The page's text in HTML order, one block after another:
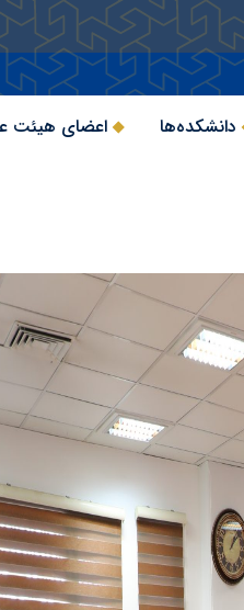
دانشکده‌ها اعضای هیئت